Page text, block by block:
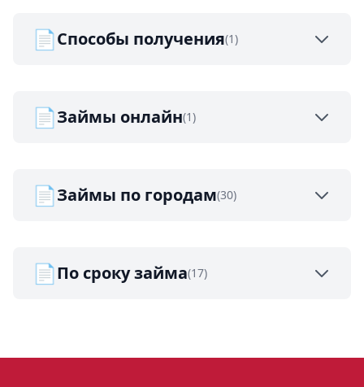
📄Способы получения(1)
📄Займы онлайн(1)
📄Займы по городам(30)
📄По сроку займа(17)